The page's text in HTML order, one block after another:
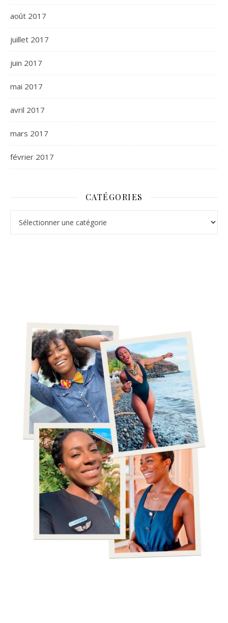
août 2017
juillet 2017
juin 2017
mai 2017
avril 2017
mars 2017
février 2017
CATÉGORIES